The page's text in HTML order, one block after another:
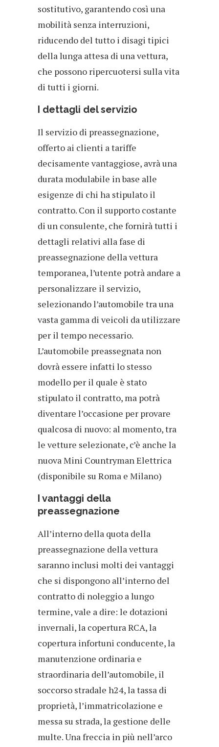
sostitutivo, garantendo così una
mobilità senza interruzioni,
riducendo del tutto i disagi tipici
della lunga attesa di una vettura,
che possono ripercuotersi sulla vita
di tutti i giorni.
I dettagli del servizio
Il servizio di preassegnazione,
offerto ai clienti a tariffe
decisamente vantaggiose, avrà una
durata modulabile in base alle
esigenze di chi ha stipulato il
contratto. Con il supporto costante
di un consulente, che fornirà tutti i
dettagli relativi alla fase di
preassegnazione della vettura
temporanea, l’utente potrà andare a
personalizzare il servizio,
selezionando l’automobile tra una
vasta gamma di veicoli da utilizzare
per il tempo necessario.
L’automobile preassegnata non
dovrà essere infatti lo stesso
modello per il quale è stato
stipulato il contratto, ma potrà
diventare l’occasione per provare
qualcosa di nuovo: al momento, tra
le vetture selezionate, c’è anche la
nuova Mini Countryman Elettrica
(disponibile su Roma e Milano)
I vantaggi della
preassegnazione
All’interno della quota della
preassegnazione della vettura
saranno inclusi molti dei vantaggi
che si dispongono all’interno del
contratto di noleggio a lungo
termine, vale a dire: le dotazioni
invernali, la copertura RCA, la
copertura infortuni conducente, la
manutenzione ordinaria e
straordinaria dell’automobile, il
soccorso stradale h24, la tassa di
proprietà, l’immatricolazione e
messa su strada, la gestione delle
multe. Una freccia in più nell’arco